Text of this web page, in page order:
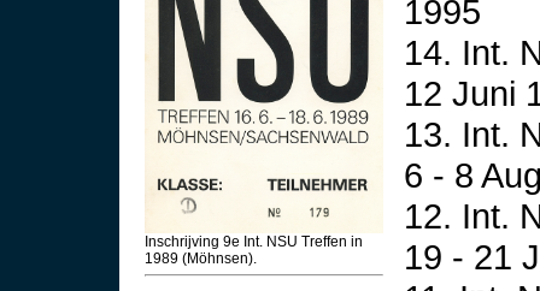
Inschrijving 9e Int. NSU Treffen in
1989 (Möhnsen).
1995
14. Int.
12 Juni
13. Int.
6 - 8
12. Int.
19 - 21